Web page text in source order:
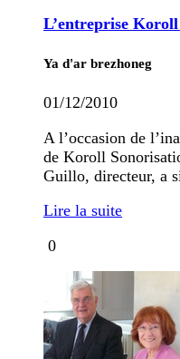
L’entreprise
Ya d'ar brezhoneg
01/12/2010
A l’occasion de
de Koroll
Guillo, directeur, a
Lire la suite
0